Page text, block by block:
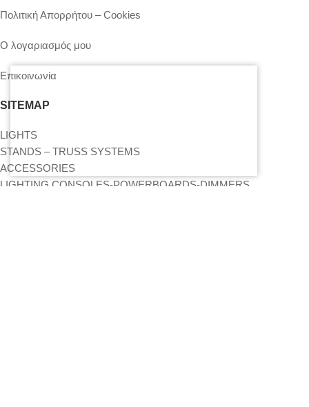
Πολιτική Απορρήτου – Cookies
Ο λογαριασμός μου
Επικοινωνία
SITEMAP
LIGHTS
STANDS – TRUSS SYSTEMS
ACCESSORIES
LIGHTING CONSOLES-POWERBOARDS-DIMMERS